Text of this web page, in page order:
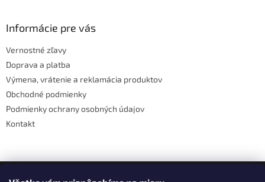
Informácie pre vás
Vernostné zľavy
Doprava a platba
Výmena, vrátenie a reklamácia produktov
Obchodné podmienky
Podmienky ochrany osobných údajov
Kontakt
Facebook